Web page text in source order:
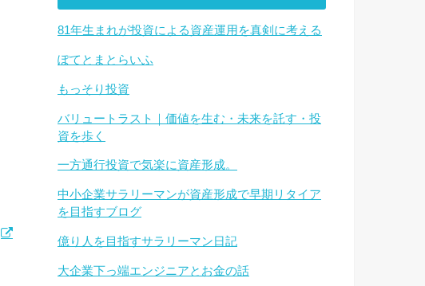
81年生まれが投資による資産運用を真剣に考える
ぽてとまとらいふ
もっそり投資
バリュートラスト｜価値を生む・未来を託す・投
資を歩く
一方通行投資で気楽に資産形成。
中小企業サラリーマンが資産形成で早期リタイア
を目指すブログ
億り人を目指すサラリーマン日記
大企業下っ端エンジニアとお金の話